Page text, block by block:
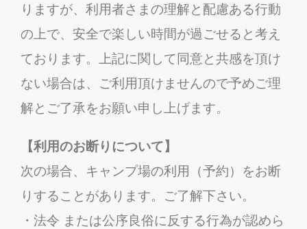
りますが、利用者さまの理解と配慮ある行動
の上で、安全で楽しい時間が過ごせると考え
ております。上記に関して同意と共感を頂け
ない場合は、ご利用頂けませんので予めご理
解とご了承をお願い申し上げます。
【利用のお断りについて】
次の場合、キャンプ場の利用（予約）をお断
りすることがあります。ご了解下さい。
・法令 または公序良俗に反する行為が認めら